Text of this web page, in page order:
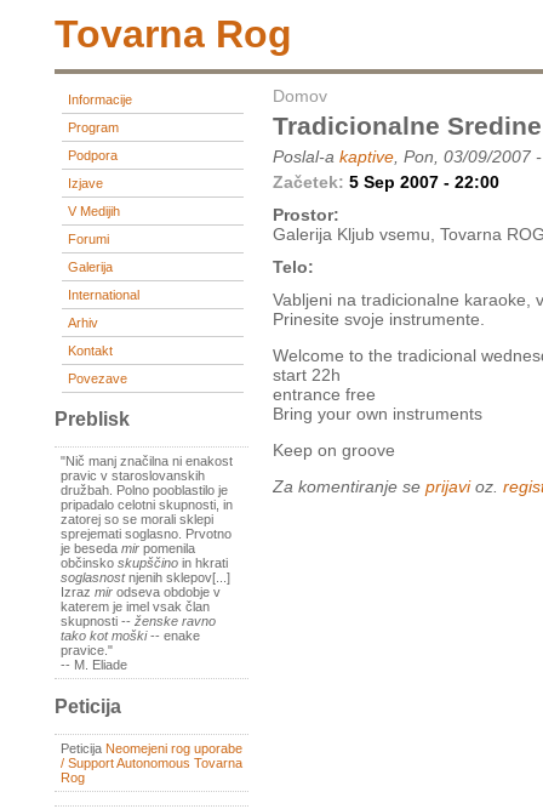
Tovarna Rog
Informacije
Program
Podpora
Izjave
V Medijih
Forumi
Galerija
International
Arhiv
Kontakt
Povezave
Preblisk
"Nič manj značilna ni enakost
pravic v staroslovanskih
družbah. Polno pooblastilo je
pripadalo celotni skupnosti, in
zatorej so se morali sklepi
sprejemati soglasno. Prvotno
je beseda mir pomenila
občinsko skupščino in hkrati
soglasnostnjenih sklepov[...]
Izraz mir odseva obdobje v
katerem je imel vsak član
skupnosti -- ženske ravno
tako kot moški-- enake
pravice."
-- M. Eliade
Peticija
Peticija Neomejeni rog uporabe
/ Support Autonomous Tovarna
Rog
Domov
Tradicionalne
Poslal-a kaptive , Pon, 03/09/2007
Začetek: 5 Sep 2007 - 22:00
Prostor:
Galerija Kljub vsemu, Tovarna
Telo:
Vabljeni na tradicionalne karaoke,
Prinesite svoje instrumente.
Welcome to the tradicional
start 22h
entrance free
Bring your own instruments
Keep on groove
Za komentiranje se prijavioz.